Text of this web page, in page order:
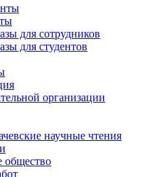
для сотрудников
для студентов
организации
научные чтения
общество